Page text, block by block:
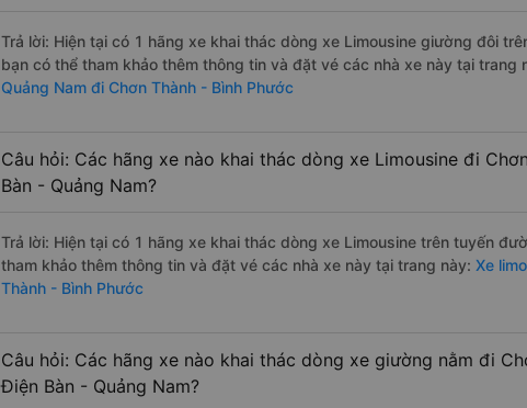
Trả lời: Hiện tại có 1 hãng xe khai thác dòng xe Limousine giường đôi
bạn có thể tham khảo thêm thông tin và đặt vé các nhà xe này tại trang
Quảng Nam đi Chơn Thành - Bình Phước
Câu hỏi: Các hãng xe nào khai thác dòng xe Limousine đi
Bàn - Quảng Nam?
Trả lời: Hiện tại có 1 hãng xe khai thác dòng xe Limousine trên tuyến
tham khảo thêm thông tin và đặt vé các nhà xe này tại trang này: Xe
Thành - Bình Phước
Câu hỏi: Các hãng xe nào khai thác dòng xe giường nằm đi
Điện Bàn - Quảng Nam?